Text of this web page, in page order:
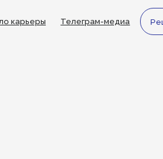
Решить задачу
Телеграм-медиа